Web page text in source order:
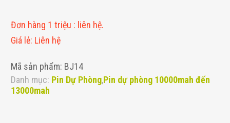
Đơn hàng 1 triệu : liên hệ.
Giá lẻ: Liên hệ
Mã sản phẩm: BJ14
Danh mục: Pin Dự Phòng,Pin dự phòng 10000mah đến
13000mah